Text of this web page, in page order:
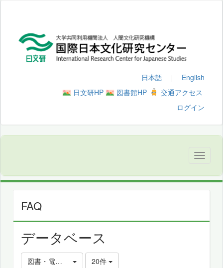
日本語 ｜ English
日文研HP
図書館HP
交通アクセス
ログイン
FAQ
データベース
図書・電子ブックを探す
20件